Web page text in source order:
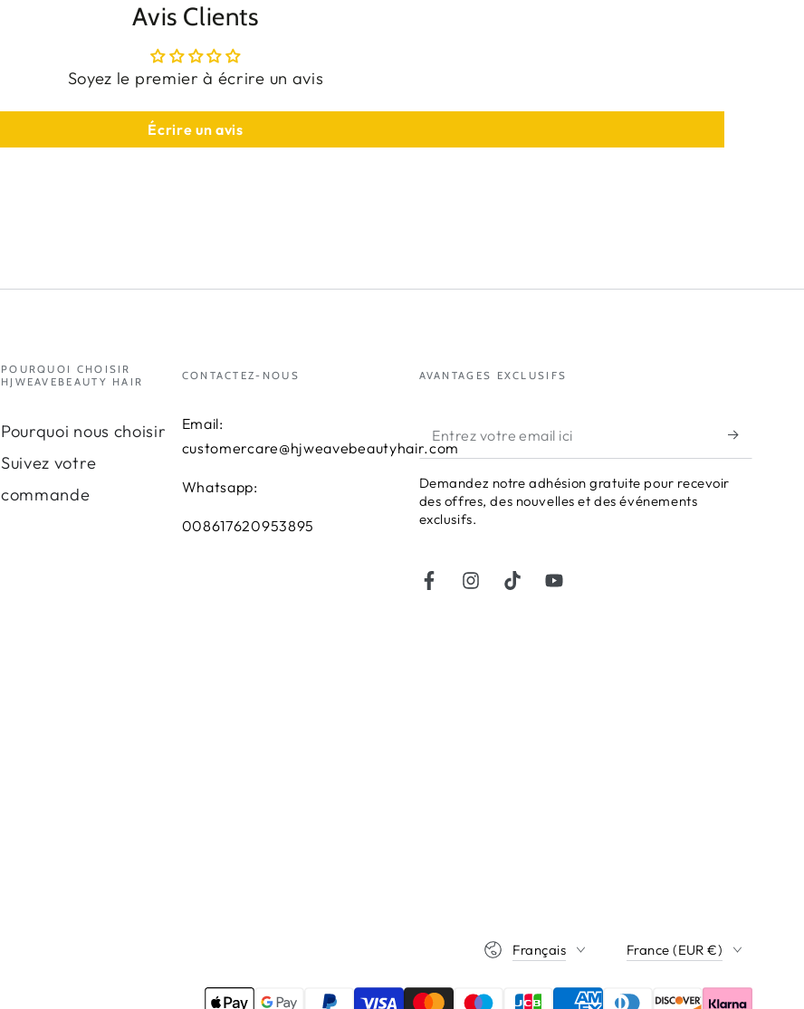
Avis Clients
Soyez le premier à écrire un avis
Écrire un avis
POURQUOI CHOISIR
HJWEAVEBEAUTY HAIR
Pourquoi nous choisir
Suivez votre
commande
CONTACTEZ-NOUS
Email:
customercare@hjweavebeautyhair.com
Whatsapp:
008617620953895
AVANTAGES EXCLUSIFS
Entrez
votre
email
ici
Demandez notre adhésion gratuite pour recevoir
des offres, des nouvelles et des événements
exclusifs.
FacebookInstagramTikTokYouTube
Français France (EUR €)